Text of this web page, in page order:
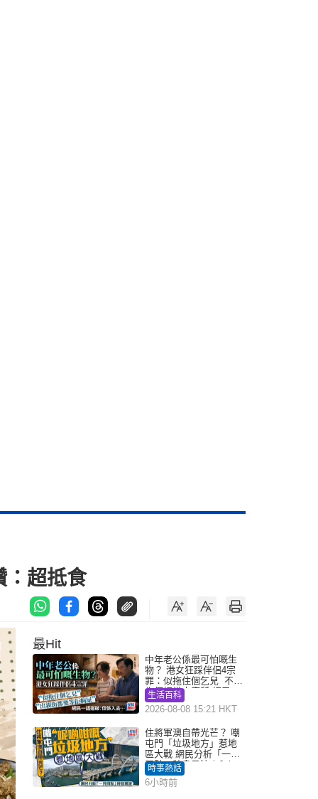
：超抵食
最Hit
中年老公係最可怕嘅生
物？ 港女狂踩伴侶4宗
罪：似拖住個乞兒 不解
為何經常去廁所 網民一
語道破
生活百科
2026-08-08 15:21 HKT
住將軍澳自帶光芒？ 嘲
屯門「垃圾地方」惹地
區大戰 網民分析「一共
同點」秒息風波｜Juicy
叮
時事熱話
6小時前